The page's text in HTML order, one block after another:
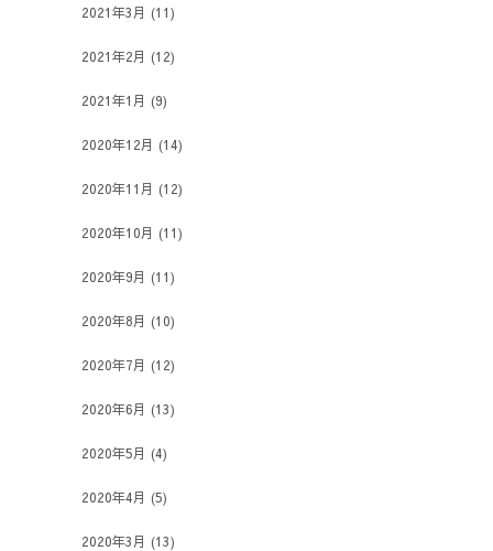
2021年3月 (11)
2021年2月 (12)
2021年1月 (9)
2020年12月 (14)
2020年11月 (12)
2020年10月 (11)
2020年9月 (11)
2020年8月 (10)
2020年7月 (12)
2020年6月 (13)
2020年5月 (4)
2020年4月 (5)
2020年3月 (13)